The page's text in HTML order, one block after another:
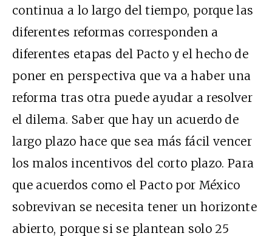
continua a lo largo del tiempo, porque las
diferentes reformas corresponden a
diferentes etapas del Pacto y el hecho de
poner en perspectiva que va a haber una
reforma tras otra puede ayudar a resolver
el dilema. Saber que hay un acuerdo de
largo plazo hace que sea más fácil vencer
los malos incentivos del corto plazo. Para
que acuerdos como el Pacto por México
sobrevivan se necesita tener un horizonte
abierto, porque si se plantean solo 25